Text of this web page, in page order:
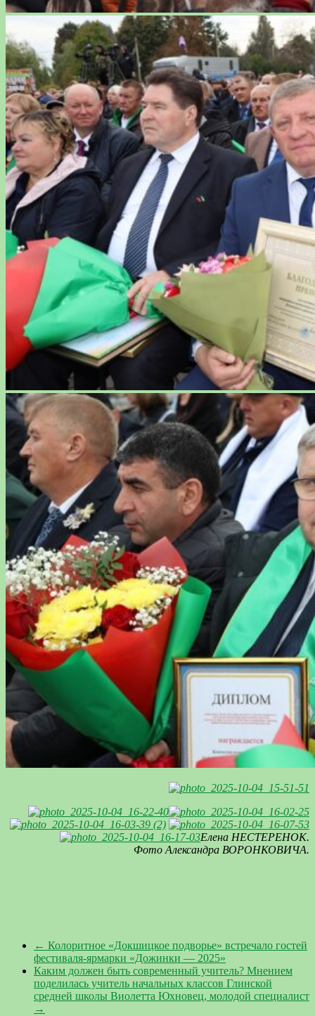
Елена НЕСТЕРЕНОК.
Фото Александра ВОРОНКОВИЧА.
← Колоритное «Докшицкое подворье» встречало гостей
фестиваля-ярмарки «Дожинки — 2025»
Каким должен быть современный учитель? Мнением
поделилась учитель начальных классов Глинской
средней школы Виолетта Юхновец, молодой специалист
→